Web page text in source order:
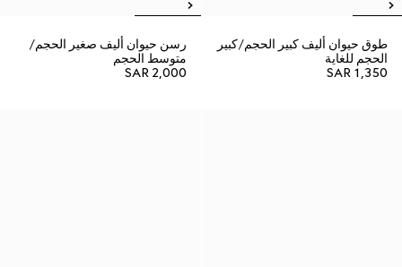
طوق حيوان أليف كبير الحجم/كبير
الحجم للغاية
SAR 1,350
رسن حيوان أليف صغير الحجم/
متوسط الحجم
SAR 2,000